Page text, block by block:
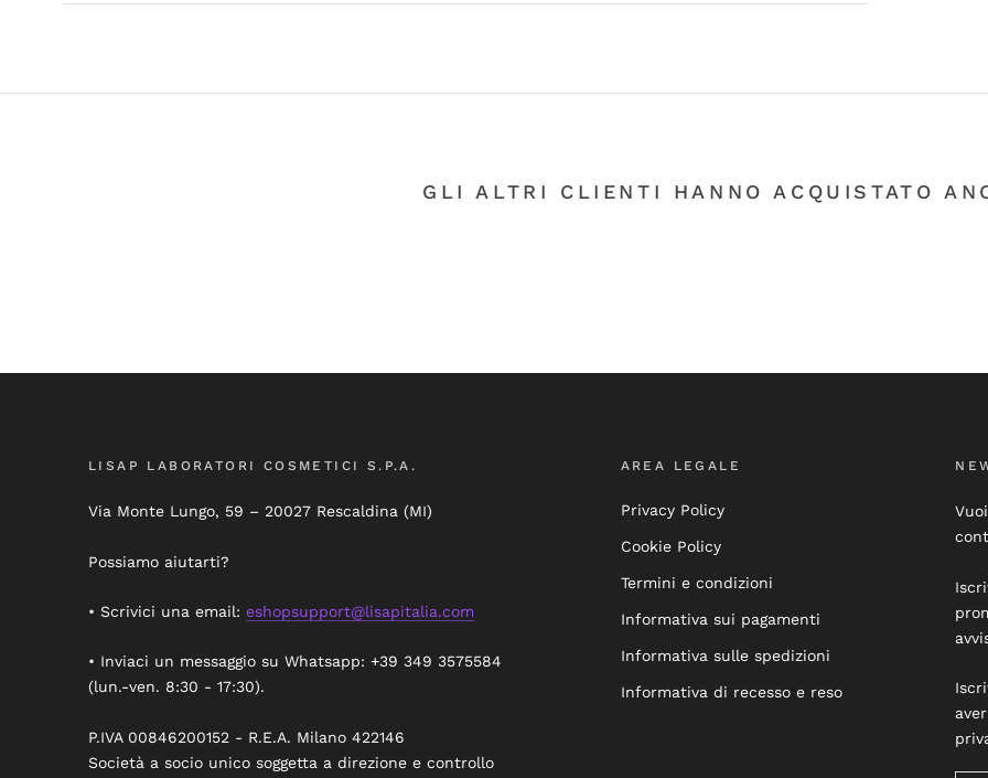
GLI ALTRI CLIENTI HANNO ACQUISTATO
LISAP LABORATORI COSMETICI S.P.A.
Via Monte Lungo, 59 – 20027 Rescaldina (MI)
Possiamo aiutarti?
• Scrivici una email: eshopsupport@lisapitalia.com
• Inviaci un messaggio su Whatsapp: +39 349 3575584
(lun.-ven. 8:30 - 17:30).
P.IVA 00846200152 - R.E.A. Milano 422146
Società a socio unico soggetta a direzione e controllo
AREA LEGALE
Privacy Policy
Cookie Policy
Termini e condizioni
Informativa sui pagamenti
Informativa sulle spedizioni
Informativa di recesso e reso